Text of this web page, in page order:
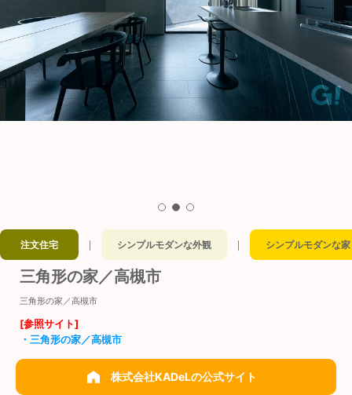
注文住宅 ｜ シンプルモダンな外観 ｜ シンプルモダンな家
三角形の家／高槻市
三角形の家／高槻市
[参照サイト]
・三角形の家／高槻市
株式会社KADeLの公式サイト